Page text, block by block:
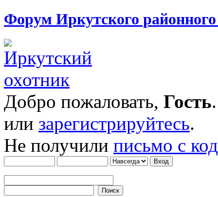
Форум Иркутского
Добро пожаловать, Гость
или зарегистрируйтесь.
Не получили письмо с